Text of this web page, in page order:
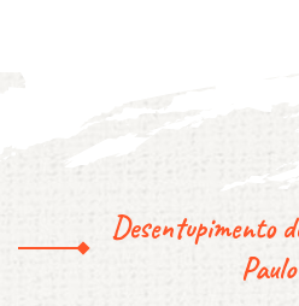
Desentupimento
Paulo